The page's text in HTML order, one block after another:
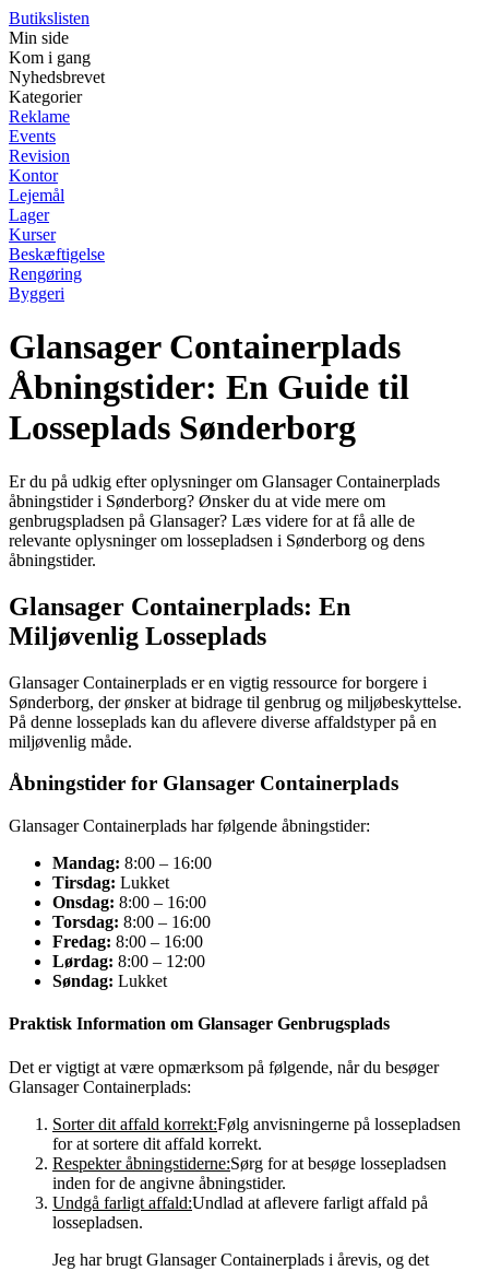
Butikslisten
Min side
Kom i gang
Nyhedsbrevet
Kategorier
Reklame
Events
Revision
Kontor
Lejemål
Lager
Kurser
Beskæftigelse
Rengøring
Byggeri
Glansager Containerplads
Åbningstider: En Guide til
Losseplads Sønderborg
Er du på udkig efter oplysninger om Glansager Containerplads
åbningstider i Sønderborg? Ønsker du at vide mere om
genbrugspladsen på Glansager? Læs videre for at få alle de
relevante oplysninger om lossepladsen i Sønderborg og dens
åbningstider.
Glansager Containerplads: En
Miljøvenlig Losseplads
Glansager Containerplads er en vigtig ressource for borgere i
Sønderborg, der ønsker at bidrage til genbrug og miljøbeskyttelse.
På denne losseplads kan du aflevere diverse affaldstyper på en
miljøvenlig måde.
Åbningstider for Glansager Containerplads
Glansager Containerplads har følgende åbningstider:
Mandag: 8:00 – 16:00
Tirsdag: Lukket
Onsdag: 8:00 – 16:00
Torsdag: 8:00 – 16:00
Fredag: 8:00 – 16:00
Lørdag: 8:00 – 12:00
Søndag: Lukket
Praktisk Information om Glansager Genbrugsplads
Det er vigtigt at være opmærksom på følgende, når du besøger
Glansager Containerplads:
Sorter dit affald korrekt:Følg anvisningerne på lossepladsen
for at sortere dit affald korrekt.
Respekter åbningstiderne:Sørg for at besøge lossepladsen
inden for de angivne åbningstider.
Undgå farligt affald:Undlad at aflevere farligt affald på
lossepladsen.
Jeg har brugt Glansager Containerplads i årevis, og det